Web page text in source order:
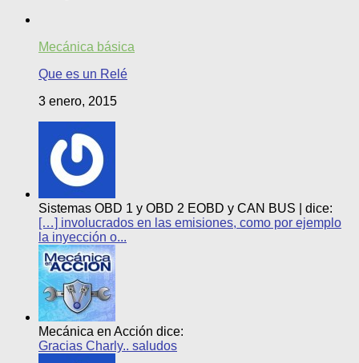
Mecánica básica
Que es un Relé
3 enero, 2015
Sistemas OBD 1 y OBD 2 EOBD y CAN BUS | dice:
[…] involucrados en las emisiones, como por ejemplo
la inyección o...
Mecánica en Acción dice:
Gracias Charly.. saludos